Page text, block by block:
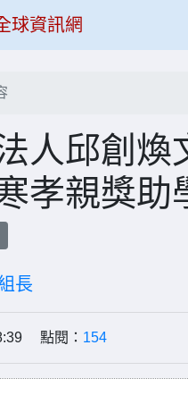
球資訊網
人邱創煥
孝親獎助
長
點閱： 154